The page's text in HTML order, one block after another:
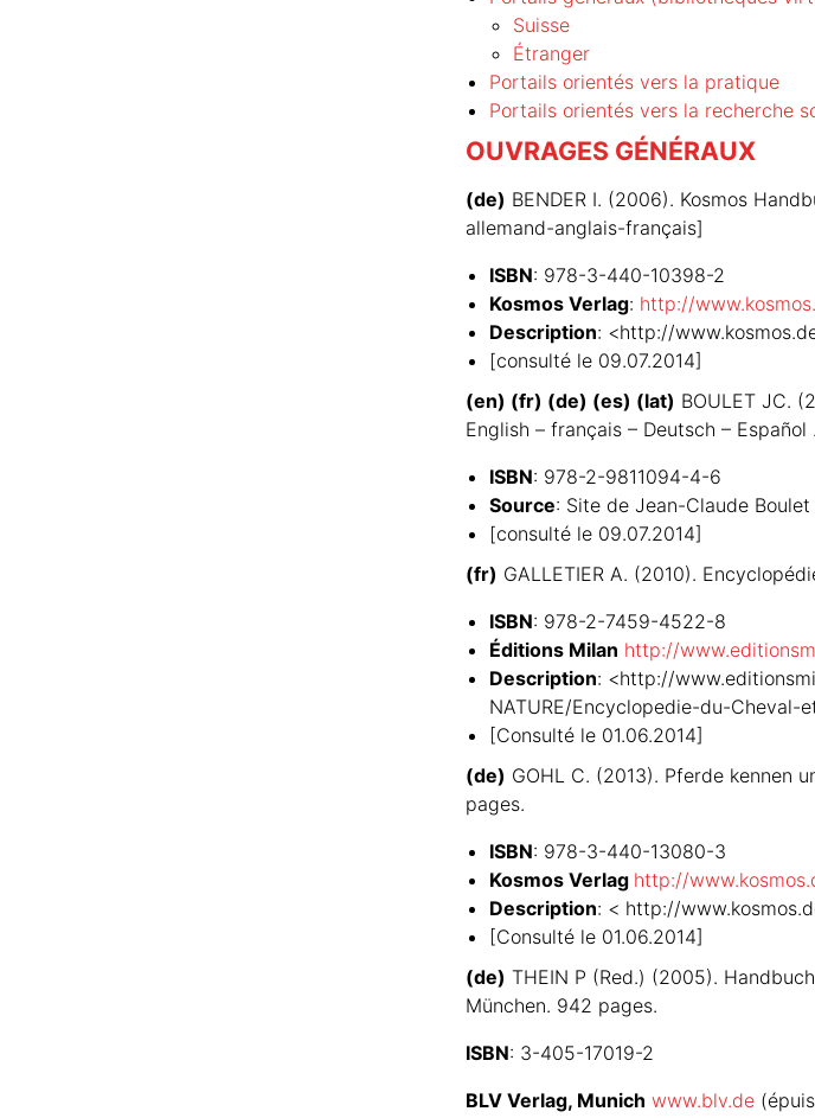
Suisse
Étranger
Portails orientés vers la pratique
Portails orientés vers la recherche
OUVRAGES GÉNÉRAUX
(de) BENDER I. (2006). Kosmos
allemand-anglais-français]
ISBN: 978-3-440-10398-2
Kosmos Verlag: http://
Description: <http://
[consulté le 09.07.2014]
(en) (fr) (de) (es) (lat) BOULET JC.
English – français – Deutsch –
ISBN: 978-2-9811094-4-6
Source: Site de Jean-Claude Boulet
[consulté le 09.07.2014]
(fr) GALLETIER A. (2010).
ISBN: 978-2-7459-4522-8
Éditions Milan http://
Description: <http://
NATURE/Encyclopedie-du-Cheval-
[Consulté le 01.06.2014]
(de) GOHL C. (2013). Pferde kennen
pages.
ISBN: 978-3-440-13080-3
Kosmos Verlag http://
Description: < http://
[Consulté le 01.06.2014]
(de) THEIN P (Red.) (2005).
München. 942 pages.
ISBN: 3-405-17019-2
BLV Verlag, Munich www.blv.de